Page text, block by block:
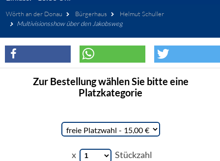
Wörth an der Donau Bürgerhaus
Helmut Schuller
Multivisionsshow über den Jakobsweg
Zur Bestellung wählen Sie bitte eine
Platzkategorie
x Stückzahl